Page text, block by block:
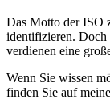
Das Motto der ISO
identifizieren. Doch
verdienen eine
Wenn Sie wissen
finden Sie auf